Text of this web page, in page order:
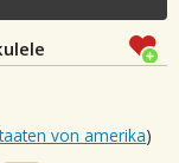
von amerika)